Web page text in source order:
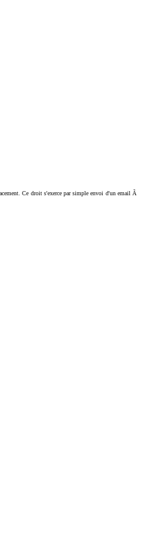
Ce droit s'exerce par simple envoi d'un email Ã